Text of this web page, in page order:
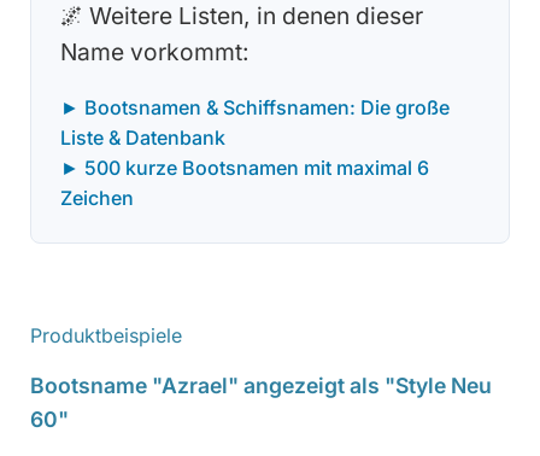
🌌 Weitere Listen, in denen dieser
Name vorkommt:
► Bootsnamen & Schiffsnamen: Die große
Liste & Datenbank
► 500 kurze Bootsnamen mit maximal 6
Zeichen
Produktbeispiele
Bootsname "Azrael" angezeigt als "Style Neu
60"